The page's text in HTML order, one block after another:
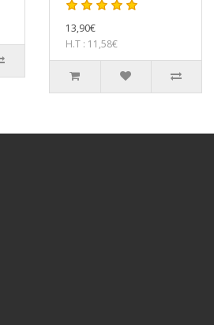
13,90€
H.T : 11,58€